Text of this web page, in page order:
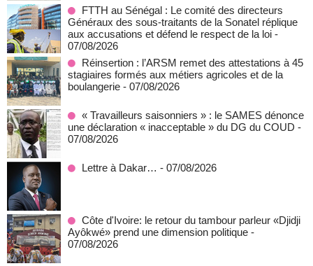
FTTH au Sénégal : Le comité des directeurs
Généraux des sous-traitants de la Sonatel réplique
aux accusations et défend le respect de la loi -
07/08/2026
Réinsertion : l’ARSM remet des attestations à 45
stagiaires formés aux métiers agricoles et de la
boulangerie - 07/08/2026
« Travailleurs saisonniers » : le SAMES dénonce
une déclaration « inacceptable » du DG du COUD -
07/08/2026
Lettre à Dakar… - 07/08/2026
Côte d'Ivoire: le retour du tambour parleur «Djidji
Ayôkwé» prend une dimension politique -
07/08/2026